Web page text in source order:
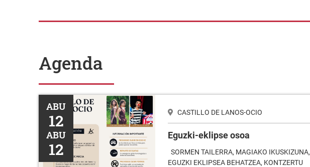
Agenda
Eguzki-eklipse osoa
ABU
12
ABU
12
CASTILLO DE LANOS-OCIO
Eguzki-eklipse osoa
SORMEN TAILERRA, MAGIAKO IKUSKIZUNA,
EGUZKI EKLIPSEA BEHATZEA, KONTZERTU